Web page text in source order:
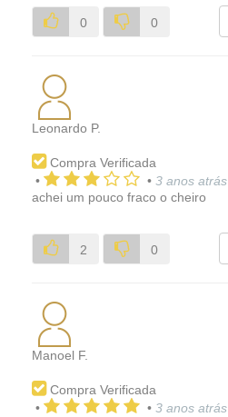
0 0
Leonardo P.
Compra Verificada
•
• 3 anos atrás
achei um pouco fraco o cheiro
2 0
Manoel F.
Compra Verificada
•
• 3 anos atrás